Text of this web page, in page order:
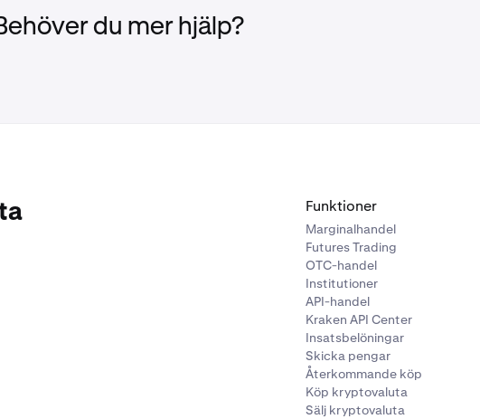
du mer hjälp?
Funktioner
Marginalhandel
Futures Trading
OTC-handel
Institutioner
API-handel
Kraken API Center
Insatsbelöningar
Skicka pengar
Återkommande köp
Köp kryptovaluta
Sälj kryptovaluta